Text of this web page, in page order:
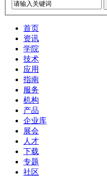
首页
资讯
学院
技术
应用
指南
服务
机构
产品
企业库
展会
人才
下载
专题
社区